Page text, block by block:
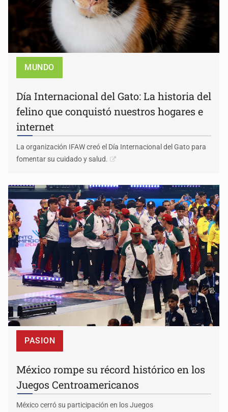
MUNDO
Día Internacional del Gato: La historia del
felino que conquistó nuestros hogares e
internet
La organización IFAW creó el Día Internacional del Gato para
fomentar su cuidado y salud.
PASION
México rompe su récord histórico en los
Juegos Centroamericanos
México cerró su participación en los Juegos